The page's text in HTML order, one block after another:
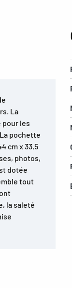
La
pour les
pochette
cm x 33,5
photos,
dotée
tout
la saleté